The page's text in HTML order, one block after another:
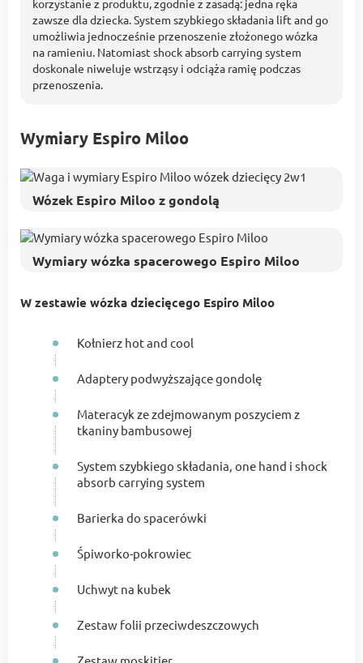
korzystanie z produktu, zgodnie z zasadą: jedna ręka
zawsze dla dziecka. System szybkiego składania lift and go
umożliwia jednocześnie przenoszenie złożonego wózka
na ramieniu. Natomiast shock absorb carrying system
doskonale niweluje wstrząsy i odciąża ramię podczas
przenoszenia.
Wymiary Espiro Miloo
Wózek Espiro Miloo z gondolą
Wymiary wózka spacerowego Espiro Miloo
W zestawie wózka dziecięcego Espiro Miloo
Kołnierz hot and cool
Adaptery podwyższające gondolę
Materacyk ze zdejmowanym poszyciem z
tkaniny bambusowej
System szybkiego składania, one hand i shock
absorb carrying system
Barierka do spacerówki
Śpiworko-pokrowiec
Uchwyt na kubek
Zestaw folii przeciwdeszczowych